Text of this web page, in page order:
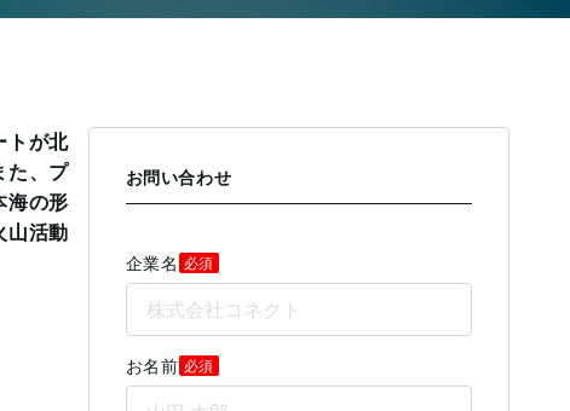
トが北
た、プ
海の形
山活動
お問い合わせ
企業名 必須
お名前 必須